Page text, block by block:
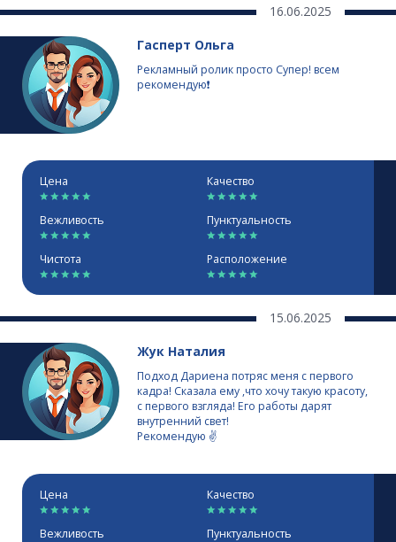
16.06.2025
Гасперт Ольга
Рекламный ролик просто Супер! всем
рекомендую❗️
Цена Качество
Вежливость Пунктуальность
Чистота Расположение
15.06.2025
Жук Наталия
Подход Дариена потряс меня с первого
кадра! Сказала ему ,что хочу такую красоту,
с первого взгляда! Его работы дарят
внутренний свет!
Рекомендую ✌️
Цена Качество
Вежливость Пунктуальность